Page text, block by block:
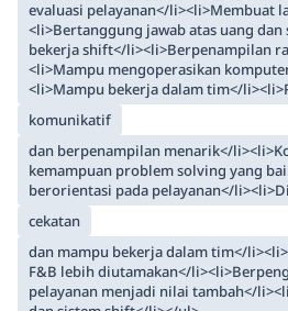
evaluasi pelayanan</li><li>Membuat
<li>Bertanggung jawab atas uang
bekerja shift</li><li>Berpenampilan
<li>Mampu mengoperasikan
<li>Mampu bekerja dalam tim</
komunikatif
dan berpenampilan menarik</
kemampuan problem solving yang
berorientasi pada pelayanan</
cekatan
dan mampu bekerja dalam tim</
F&B lebih diutamakan</
pelayanan menjadi nilai tambah</